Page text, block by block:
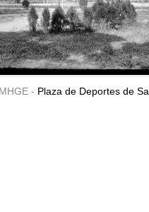
- Plaza de Deportes de